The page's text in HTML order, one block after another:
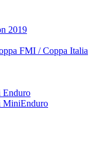
2019
FMI / Coppa Italia
Enduro
MiniEnduro